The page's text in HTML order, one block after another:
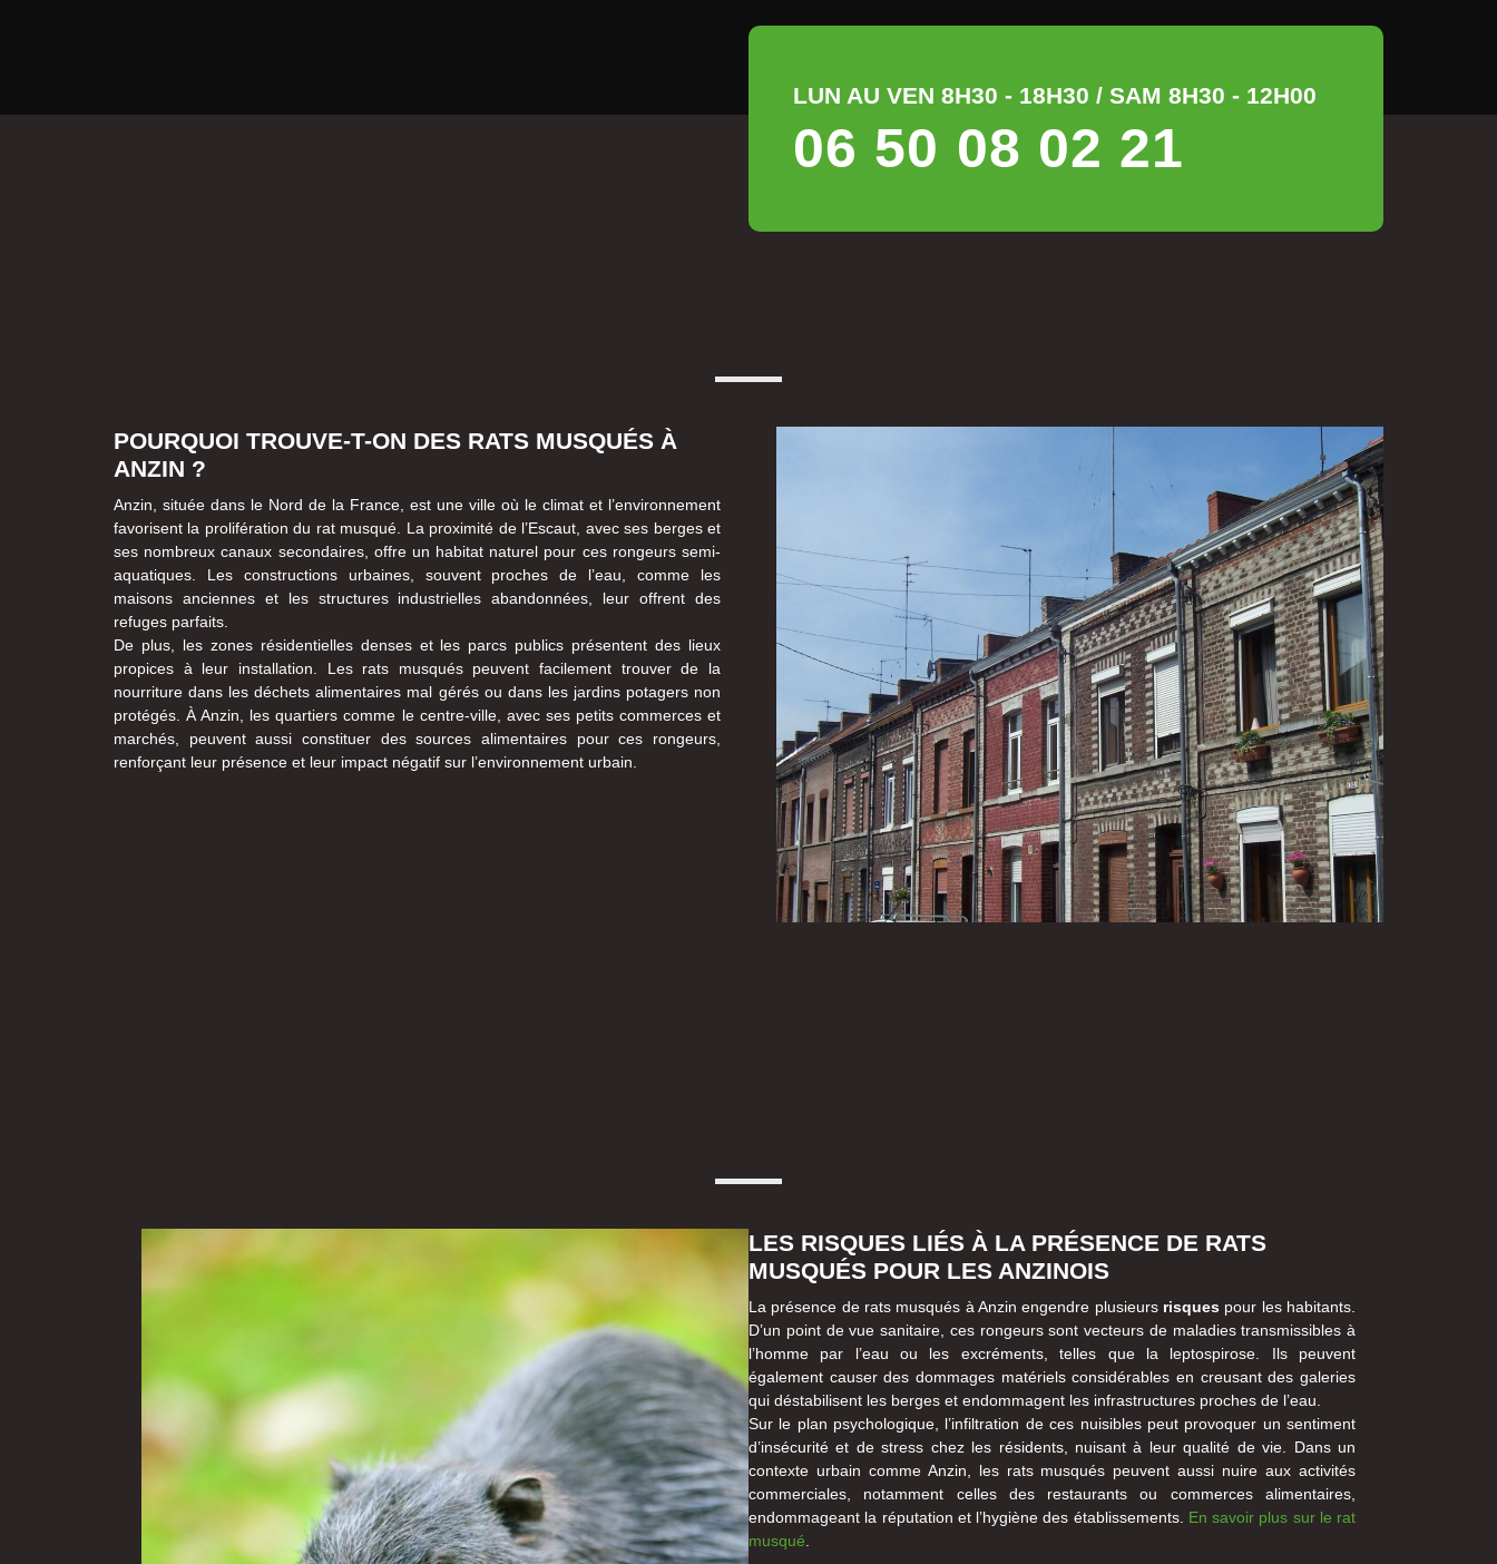
LUN AU VEN 8H30 - 18H30 / SAM 8H30 - 12H00
06 50 08 02 21
POURQUOI TROUVE-T-ON DES RATS MUSQUÉS À
ANZIN ?
Anzin, située dans le Nord de la France, est une ville où le climat et l’environnement
favorisent la prolifération du rat musqué. La proximité de l’Escaut, avec ses berges et
ses nombreux canaux secondaires, offre un habitat naturel pour ces rongeurs semi-
aquatiques. Les constructions urbaines, souvent proches de l’eau, comme les
maisons anciennes et les structures industrielles abandonnées, leur offrent des
refuges parfaits.
De plus, les zones résidentielles denses et les parcs publics présentent des lieux
propices à leur installation. Les rats musqués peuvent facilement trouver de la
nourriture dans les déchets alimentaires mal gérés ou dans les jardins potagers non
protégés. À Anzin, les quartiers comme le centre-ville, avec ses petits commerces et
marchés, peuvent aussi constituer des sources alimentaires pour ces rongeurs,
renforçant leur présence et leur impact négatif sur l’environnement urbain.
LES RISQUES LIÉS À LA PRÉSENCE DE RATS
MUSQUÉS POUR LES ANZINOIS
La présence de rats musqués à Anzin engendre plusieurs risques pour les habitants.
D’un point de vue sanitaire, ces rongeurs sont vecteurs de maladies transmissibles à
l’homme par l’eau ou les excréments, telles que la leptospirose. Ils peuvent
également causer des dommages matériels considérables en creusant des galeries
qui déstabilisent les berges et endommagent les infrastructures proches de l’eau.
Sur le plan psychologique, l’infiltration de ces nuisibles peut provoquer un sentiment
d’insécurité et de stress chez les résidents, nuisant à leur qualité de vie. Dans un
contexte urbain comme Anzin, les rats musqués peuvent aussi nuire aux activités
commerciales, notamment celles des restaurants ou commerces alimentaires,
endommageant la réputation et l’hygiène des établissements. En savoir plus sur le rat
musqué.